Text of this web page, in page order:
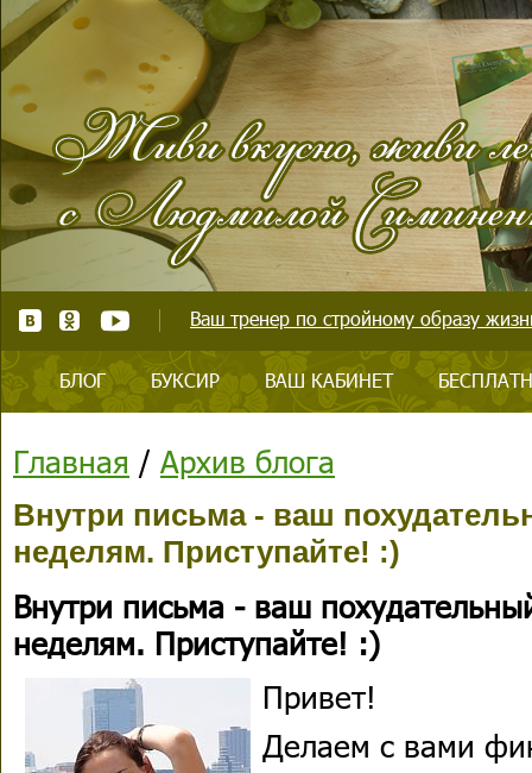
Ваш тренер по стройному образу
БЛОГ БУКСИР ВАШ КАБИНЕТ
Главная / Архив блога
Внутри письма - ваш
неделям. Приступайте! :)
Внутри письма - ваш
неделям. Приступайте! :)
Привет!
Делаем с вами